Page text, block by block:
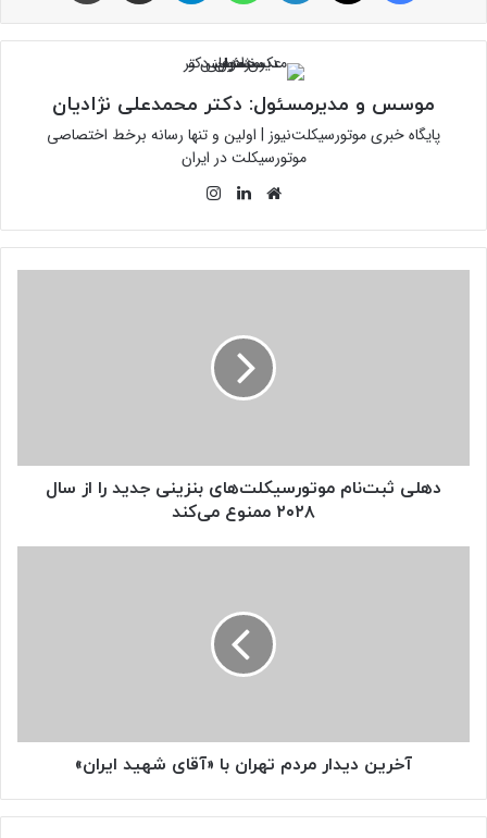
موسس و مدیرمسئول: دکتر محمدعلی نژادیان
پایگاه خبری موتورسیکلت‌نیوز | اولین و تنها رسانه برخط اختصاصی
موتورسیکلت در ایران
وبسایتلینکدین
۲۰۲۸
ممنوعدهلی ثبت‌نام موتورسیکلت‌های بنزینی جدید را از سال
۲۰۲۸ ممنوع می‌کند
آخرین دیدار مردم تهران با «آقای شهید ایران»